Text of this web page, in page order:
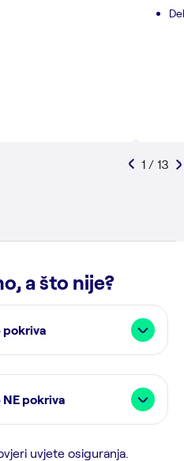
1 / 13
a što nije?
pokriva
pokriva
uvjete osiguranja.